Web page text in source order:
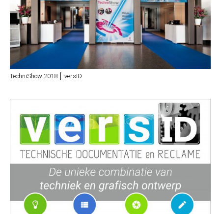
TechniShow 2018 │ versID